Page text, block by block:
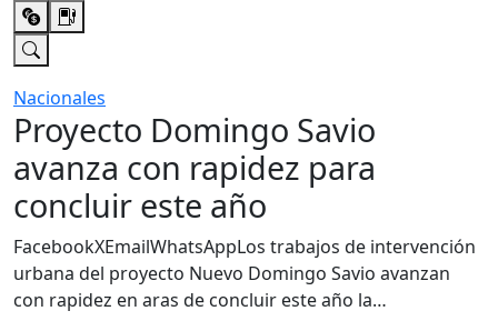
Nacionales
Proyecto Domingo Savio
avanza con rapidez para
concluir este año
FacebookXEmailWhatsAppLos trabajos de intervención
urbana del proyecto Nuevo Domingo Savio avanzan
con rapidez en aras de concluir este año la…